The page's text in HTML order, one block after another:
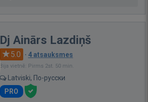
Dj Ainārs Lazdiņš
5.0 · 4 atsauksmes
Bija vietnē: Pirms 2st. 50 min.
Latviski, По-русски
PRO